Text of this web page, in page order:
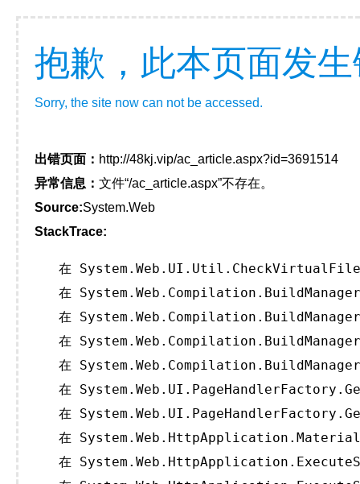
抱歉，此本页面发
Sorry, the site now can not be accessed.
出错页面： http://48kj.vip/ac_article.aspx?id=3691514
异常信息： 文件“/ac_article.aspx”不存在。
Source:System.Web
StackTrace:
在
在
在
在
在
在
在
在
在